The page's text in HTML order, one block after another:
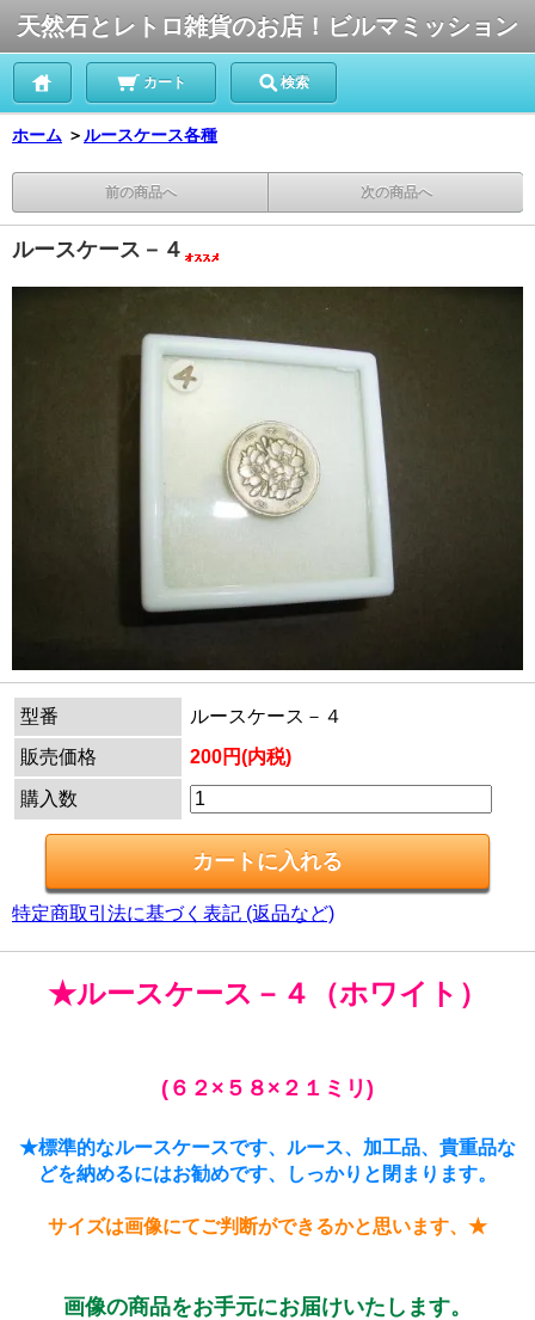
天然石とレトロ雑貨のお店！ビルマミッション
カート 検索
ホーム ＞ ルースケース各種
前の商品へ 次の商品へ
ルースケース－４
型番
ルースケース－４
販売価格
200円(内税)
購入数
特定商取引法に基づく表記 (返品など)
★ルースケース－４（ホワイト）
(６２×５８×２１ミリ)
★標準的なルースケースです、ルース、加工品、貴重品な
どを納めるにはお勧めです、しっかりと閉まります。
サイズは画像にてご判断ができるかと思います、★
画像の商品をお手元にお届けいたします。